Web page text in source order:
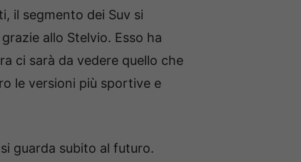
il segmento dei Suv si
allo Stelvio. Esso ha
ci sarà da vedere quello che
le versioni più sportive e
guarda subito al futuro.